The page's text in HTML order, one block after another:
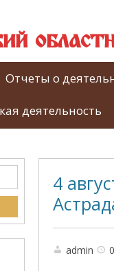
Отчеты о
деятельность
4
admin